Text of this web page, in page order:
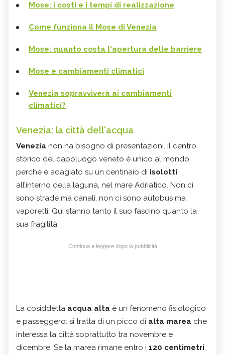
Mose: i costi e i tempi di realizzazione
Come funziona il Mose di Venezia
Mose: quanto costa l'apertura delle barriere
Mose e cambiamenti climatici
Venezia sopravviverà ai cambiamenti
climatici?
Venezia: la città dell'acqua
Venezia non ha bisogno di presentazioni. Il centro
storico del capoluogo veneto è unico al mondo
perché è adagiato su un centinaio di isolotti
all’interno della laguna, nel mare Adriatico. Non ci
sono strade ma canali, non ci sono autobus ma
vaporetti. Qui stanno tanto il suo fascino quanto la
sua fragilità.
Continua a leggere dopo la pubblicità
La cosiddetta acqua alta è un fenomeno fisiologico
e passeggero: si tratta di un picco di alta marea che
interessa la città soprattutto tra novembre e
dicembre. Se la marea rimane entro i 120 centimetri,